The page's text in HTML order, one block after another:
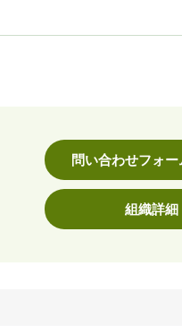
問い合わせフォ
組織詳細